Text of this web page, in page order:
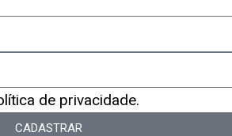
de privacidade.
CADASTRAR